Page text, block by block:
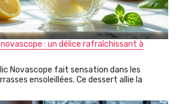
: un délice rafraîchissant à
Novascope fait sensation dans les
ensoleillées. Ce dessert allie la